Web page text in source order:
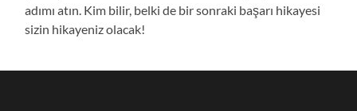
adımı atın. Kim bilir, belki de bir sonraki başarı hikayesi
sizin hikayeniz olacak!